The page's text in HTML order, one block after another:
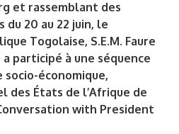
et rassemblant des
20 au 22 juin, le
Togolaise, S.E.M. Faure
a participé à une séquence
économique,
des États de l’Afrique de
with President